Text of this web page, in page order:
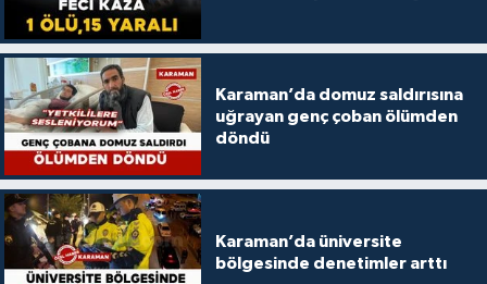
Karaman’da domuz saldırısına
uğrayan genç çoban ölümden
döndü
Karaman’da üniversite
bölgesinde denetimler arttı